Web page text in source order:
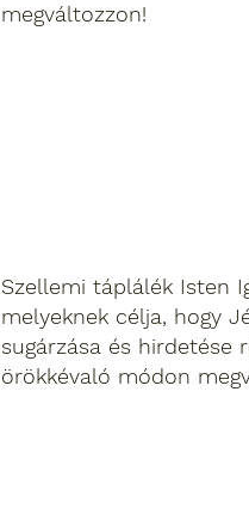
megváltozzon!
Szellemi táplálék Isten
melyeknek célja, hogy
sugárzása és hirdetése
örökkévaló módon